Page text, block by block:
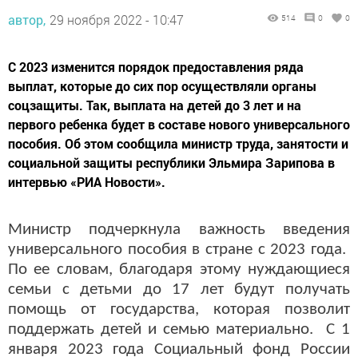
автор, 29 ноября 2022 - 10:47 514 0 0
С 2023 изменится порядок предоставления ряда
выплат, которые до сих пор осуществляли органы
соцзащиты. Так, выплата на детей до 3 лет и на
первого ребенка будет в составе нового универсального
пособия. Об этом сообщила министр труда, занятости и
социальной защиты республики Эльмира Зарипова в
интервью «РИА Новости».
Министр подчеркнула важность введения
универсального пособия в стране с 2023 года.
По ее словам, благодаря этому нуждающиеся
семьи с детьми до 17 лет будут получать
помощь от государства, которая позволит
поддержать детей и семью материально. С 1
января 2023 года Социальный фонд России